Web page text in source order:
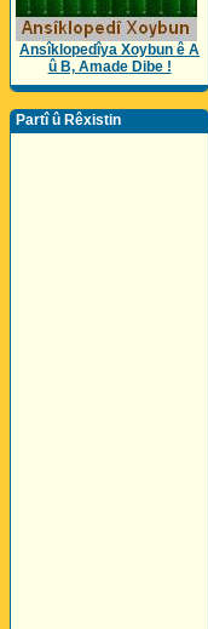
Ansîklopedîya Xoybun ê A
û B, Amade Dibe !
Partî û Rêxistin